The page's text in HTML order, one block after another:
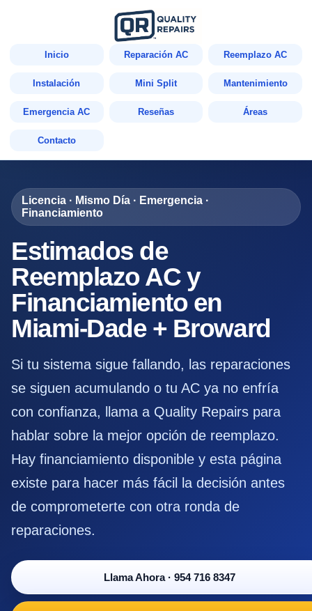
Inicio Reparación AC Reemplazo AC
Instalación Mini Split Mantenimiento
Emergencia AC Reseñas Áreas
Contacto
Licencia · Mismo Día · Emergencia ·
Financiamiento
Estimados de
Reemplazo AC y
Financiamiento en
Miami-Dade + Broward
Si tu sistema sigue fallando, las reparaciones
se siguen acumulando o tu AC ya no enfría
con confianza, llama a Quality Repairs para
hablar sobre la mejor opción de reemplazo.
Hay financiamiento disponible y esta página
existe para hacer más fácil la decisión antes
de comprometerte con otra ronda de
reparaciones.
Llama Ahora· 954 716 8347